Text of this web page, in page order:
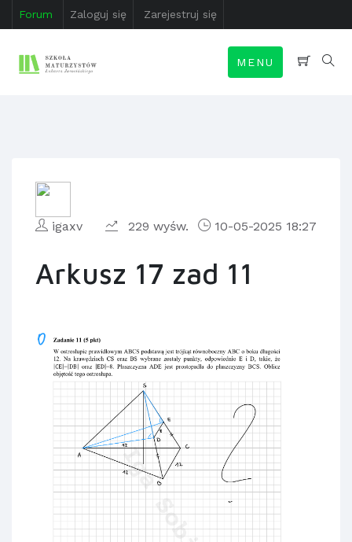
Forum Zaloguj się Zarejestruj się
MENU
igaxv 229 wyśw. 10-05-2025 18:27
Arkusz 17 zad 11